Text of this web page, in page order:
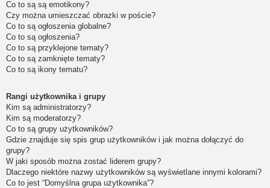
Co to są są emotikony?
Czy można umieszczać obrazki w poście?
Co to są ogłoszenia globalne?
Co to są ogłoszenia?
Co to są przyklejone tematy?
Co to są zamknięte tematy?
Co to są ikony tematu?
Rangi użytkownika i grupy
Kim są administratorzy?
Kim są moderatorzy?
Co to są grupy użytkowników?
Gdzie znajduje się spis grup użytkowników i jak można dołączyć do
grupy?
W jaki sposób można zostać liderem grupy?
Dlaczego niektóre nazwy użytkowników są wyświetlane innymi kolorami?
Co to jest “Domyślna grupa użytkownika”?